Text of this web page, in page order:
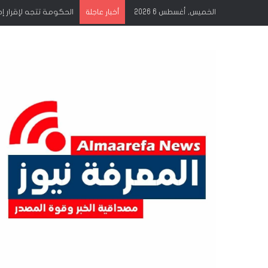
الخميس, أغسطس 6 2026 أخبار عاجلة الحكومة تتجه